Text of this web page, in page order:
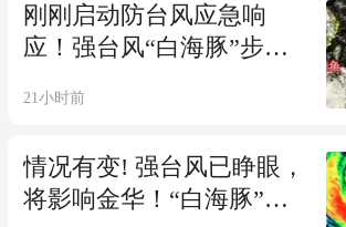
刚刚启动防台风应急响
应！强台风“白海豚”步步
21小时前
情况有变! 强台风已睁眼，
将影响金华！“白海豚”或